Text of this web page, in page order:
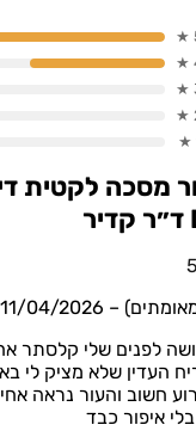
–
11/04/2026
לפנים שלי קלסתר
העדין שלא מציק לי
חשוב והעור נראה
איפור כבד